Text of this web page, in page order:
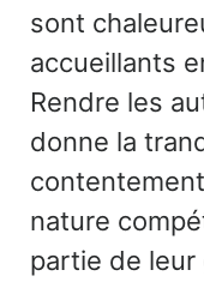
sont
accueillants
Rendre les
donne la
nature
partie de